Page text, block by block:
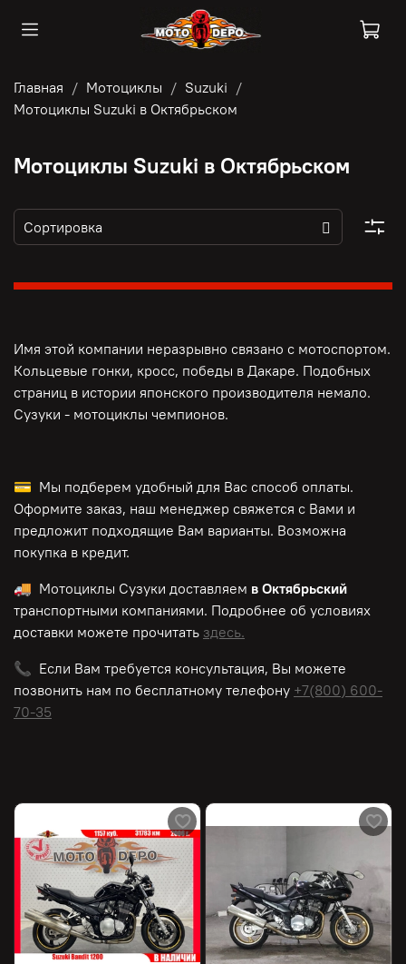
Главная Мотоциклы
Suzuki
Мотоциклы Suzuki в Октябрьском
Мотоциклы Suzuki в Октябрьском
Имя этой компании неразрывно связано с мотоспортом.
Кольцевые гонки, кросс, победы в Дакаре. Подобных
страниц в истории японского производителя немало.
Сузуки - мотоциклы чемпионов.
💳 Мы подберем удобный для Вас способ оплаты.
Оформите заказ, наш менеджер свяжется с Вами и
предложит подходящие Вам варианты. Возможна
покупка в кредит.
🚚 Мотоциклы Сузуки доставляем в Октябрьский
транспортными компаниями. Подробнее об условиях
доставки можете прочитать здесь.
📞 Если Вам требуется консультация, Вы можете
позвонить нам по бесплатному телефону +7(800) 600-
70-35